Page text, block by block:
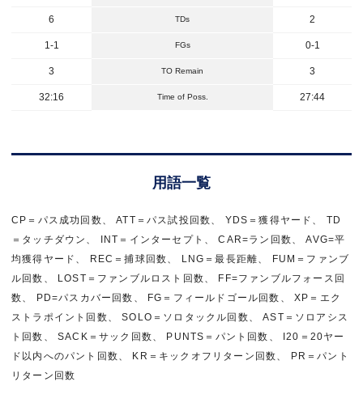
6 TDs 2
1-1 FGs 0-1
3 TO Remain 3
32:16 Time of Poss. 27:44
用語一覧
CP＝パス成功回数、 ATT＝パス試投回数、 YDS＝獲得ヤード、 TD
＝タッチダウン、 INT＝インターセプト、 CAR=ラン回数、 AVG=平
均獲得ヤード、 REC＝捕球回数、 LNG＝最長距離、 FUM＝ファンブ
ル回数、 LOST＝ファンブルロスト回数、 FF=ファンブルフォース回
数、 PD=パスカバー回数、 FG＝フィールドゴール回数、 XP＝エク
ストラポイント回数、 SOLO＝ソロタックル回数、 AST＝ソロアシス
ト回数、 SACK＝サック回数、 PUNTS＝パント回数、 I20＝20ヤー
ド以内へのパント回数、 KR＝キックオフリターン回数、 PR＝パント
リターン回数